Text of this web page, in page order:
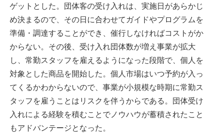
ゲットとした。団体客の受け入れは、実施日があらかじ
め決まるので、その日に合わせてガイドやプログラムを
準備・調達することができ、催行しなければコストがか
からない。その後、受け入れ団体数が増え事業が拡大
し、常勤スタッフを雇えるようになった段階で、個人を
対象とした商品を開始した。個人市場はいつ予約が入っ
てくるかわからないので、事業が小規模な時期に常勤ス
タッフを雇うことはリスクを伴うからである。団体受け
入れによる経験を積むことでノウハウが蓄積されたこと
もアドバンテージとなった。